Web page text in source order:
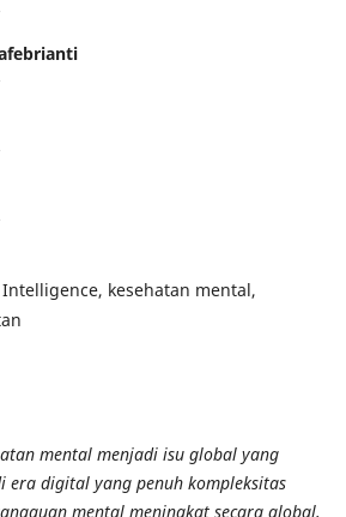
kesehatan mental,
mental menjadi isu global yang
era digital yang penuh kompleksitas
mental meningkat secara global,